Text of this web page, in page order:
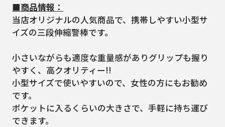
■商品情報：
当店オリジナルの人気商品で、携帯しやすい小型サ
イズの三段伸縮警棒です。
小さいながらも適度な重量感がありグリップも握り
やすく、高クオリティー!!
小型サイズで使いやすいので、女性の方にもお勧め
です。
ポケットに入るくらいの大きさで、手軽に持ち運び
できます。